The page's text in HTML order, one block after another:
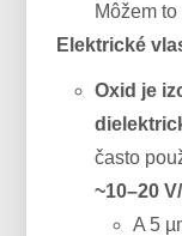
Môžem
Elektrické
Oxid je
často
~10–20
A 5